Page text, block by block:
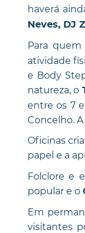
haverá
Neves, DJ
Para
atividade
e Body
natureza, o
entre os 7
Concelho.
Oficinas
papel e a
Folclore e
popular e o
Em
visitantes